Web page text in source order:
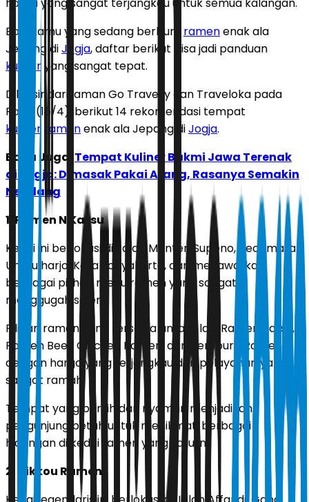
harga yang sangat terjangkau untuk semua kalangan.
Bagi kamu yang sedang berburu ramenenak ala
Jepang diJogja, daftar berikut bisa jadi panduan
kuliner yang sangat tepat.
Dilansir dari lamanGo Travellydan Traveloka pada
Rabu (15/4), berikut 14 rekomendasi tempat
kuliner ramenenak ala Jepang diJogja.
Baca Juga: Tempat Kuliner Bakmi Jawa Terenak
di Jogja: Dimasak Pakai Arang, Rasanya Semakin
Nendang
1. Ramen N Katsu
Kedai ini berlokasi di Jalan Menteri Supeno, Kecamatan
Umbulharjo, Kota Yogyakarta, dan menawarkan
berbagai pilihan menu ramen yang sangat
menggugah selera.
Pilihan ramen yang tersedia antara lain Ramen Katsu,
Ramen Beef, Chicken Ramen, dan Tempura Ramen
dengan harga yang terjangkau dan pelayanan yang
sangat ramah.
Tempat yang bersih dan nyaman menjadikan
pengunjung betah untuk menikmati berbagai
hidangan di kedai ramen yang satu ini.
2. Nikkou Ramen